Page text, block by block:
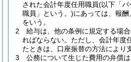
された会計年度任用職員(以下「パ
職員」という。)にあっては、報
をいう。
2
給与は、他の条例に規定する場
ればならない。 ただし、会計年度
たときは、口座振替の方法により
3
公務について生じた費用の弁償